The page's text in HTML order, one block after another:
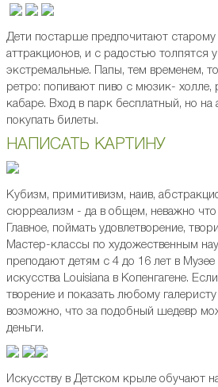
Дети постарше предпочитают
аттракционов, и с радостью толпятся
экстремальные. Папы, тем временем,
ретро: попивают пиво с мюзик- холле,
кабаре. Вход в парк бесплатный, но на
покупать билеты.
НАПИСАТЬ КАРТИНУ
Кубизм, примитивизм, наив,
сюрреализм - да в общем, неважно что
Главное, поймать удовлетворение,
Мастер-классы по художественным
преподают детям с 4 до 16 лет в Музее
искусства Louisiana в Копенгагене.
творение и показать любому
возможно, что за подобный шедевр
деньги.
Искусству в Детском крыле обучают